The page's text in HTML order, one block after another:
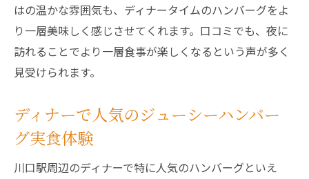
はの温かな雰囲気も、ディナータイムのハンバーグをよ
り一層美味しく感じさせてくれます。口コミでも、夜に
訪れることでより一層食事が楽しくなるという声が多く
見受けられます。
ディナーで人気のジューシーハンバー
グ実食体験
川口駅周辺のディナーで特に人気のハンバーグといえ